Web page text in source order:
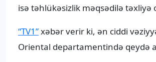
isə təhlükəsizlik məqsədilə təxliyə
“TV1”xəbər verir ki, ən ciddi
Oriental departamentində qeydə